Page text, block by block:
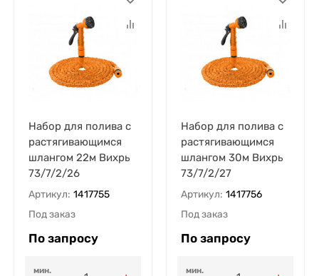
Набор для полива с
растягивающимся
шлангом 22м Вихрь
73/7/2/26
Артикул: 1417755
Под заказ
По запросу
мин.
Набор для полива с
растягивающимся
шлангом 30м Вихрь
73/7/2/27
Артикул: 1417756
Под заказ
По запросу
мин.